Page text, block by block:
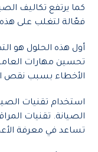
كما يرتفع تكاليف
فعّالة لتغلب على
أول هذه الحلول هو
تحسين مهارات
الأخطاء بسبب نقص
استخدام تقنيات
الصيانة. تقنيات
تساعد في معرفة